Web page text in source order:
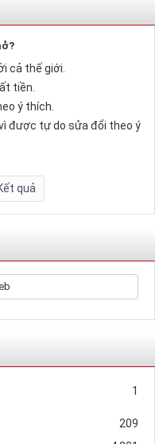
cả thế giới.
tiền.
ý thích.
được tự do sửa đổi theo ý
1
209